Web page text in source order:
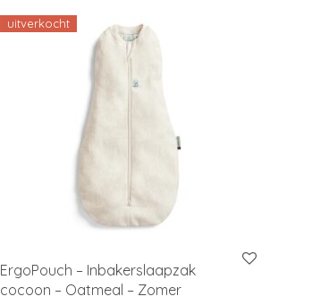
uitverkocht
ErgoPouch – Inbakerslaapzak
cocoon – Oatmeal – Zomer